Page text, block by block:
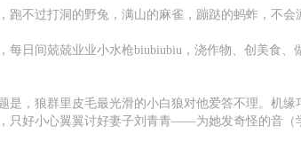
跑不过打洞的野兔，满山的麻雀，蹦跶的蚂蚱，不会
每日间兢兢业业小水枪biubiubiu，浇作物、创美食、
是，狼群里皮毛最光滑的小白狼对他爱答不理。机缘
只好小心翼翼讨好妻子刘青青——为她发奇怪的音（